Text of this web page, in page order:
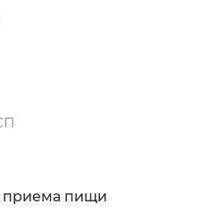
приема пищи